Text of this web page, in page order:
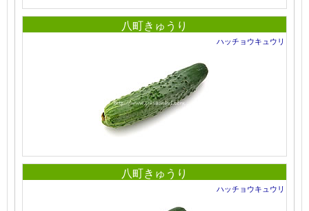
八町きゅうり
ハッチョウキュウリ
八町きゅうり
ハッチョウキュウリ